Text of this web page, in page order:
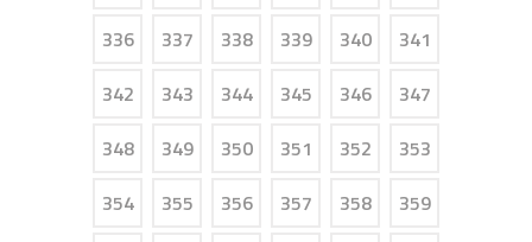
336
337 338 339 340
341
342
343 344 345 346
347
348
349 350 351 352
353
354
355 356 357 358
359